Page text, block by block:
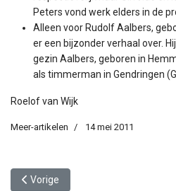
Peters vond werk elders in de
Alleen voor Rudolf Aalbers,
er een bijzonder verhaal over.
gezin Aalbers, geboren in
als timmerman in Gendringen
Roelof van Wijk
Meer-artikelen 14 mei 2011
Vorig artikel: Groningse
Vorige